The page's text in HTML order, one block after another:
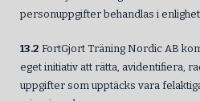
personuppgifter behandlas i
13.2 FortGjort Träning Nordic AB
eget initiativ att rätta, avidentifiera,
uppgifter som upptäcks vara